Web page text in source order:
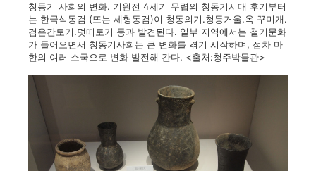
청동기 사회의 변화. 기원전 4세기 무렵의 청동기시대 후기부터
는 한국식동검 (또는 세형동검)이 청동의기.청동거울.옥 꾸미개.
검은간토기.덧띠토기 등과 발견된다. 일부 지역에서는 철기문화
가 들어오면서 청동기사회는 큰 변화를 겪기 시작하며, 점차 마
한의 여러 소국으로 변화 발전해 간다. <출처:청주박물관>